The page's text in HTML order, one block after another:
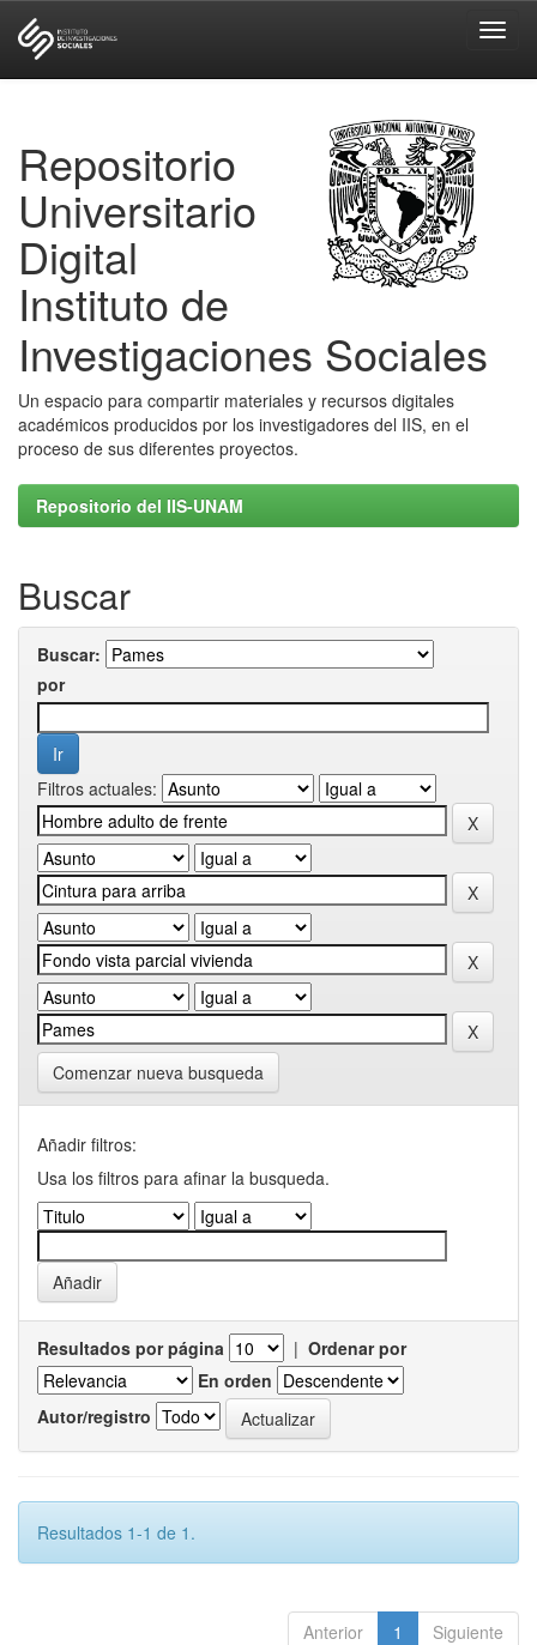
Repositorio
Universitario
Digital
Instituto de
Investigaciones Sociales
Un espacio para compartir materiales y recursos digitales
académicos producidos por los investigadores del IIS, en el
proceso de sus diferentes proyectos.
Repositorio del IIS-UNAM
Buscar
Buscar:
por
Filtros actuales:
Comenzar nueva busqueda
Añadir filtros:
Usa los filtros para afinar la busqueda.
Resultados por página | Ordenar por
En orden
Autor/registro
Resultados 1-1 de 1.
Anterior 1 Siguiente